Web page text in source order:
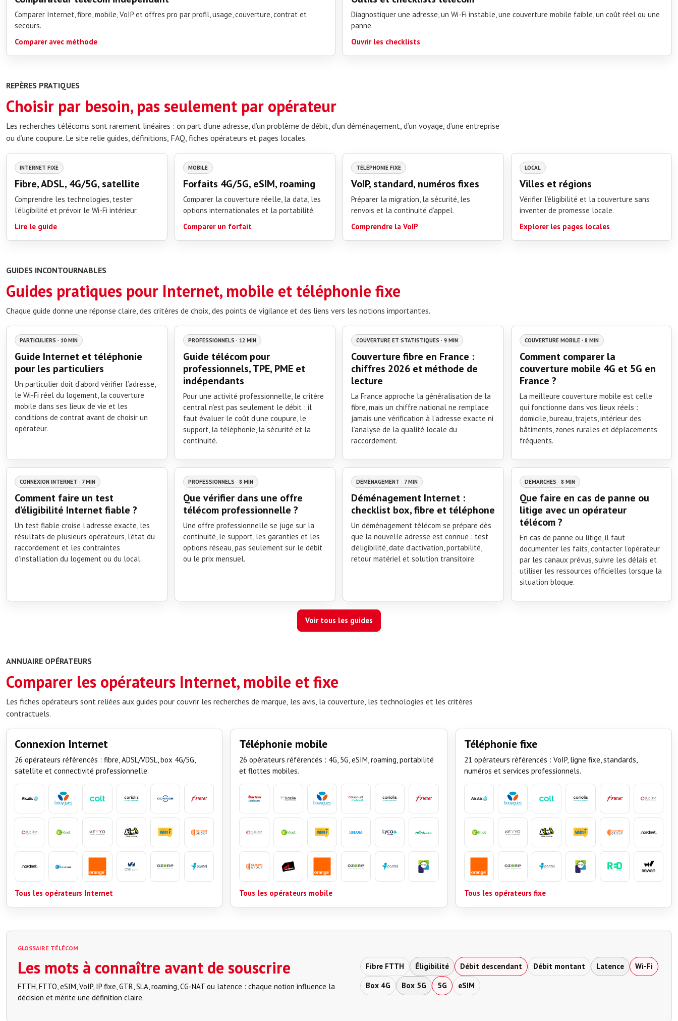
Comparer Internet, fibre, mobile, VoIP et offres pro par profil, usage, couverture, contrat et
secours.
Comparer avec méthode
Diagnostiquer une adresse, un Wi-Fi instable, une couverture mobile faible, un coût réel ou une
panne.
Ouvrir les checklists
REPÈRES PRATIQUES
Choisir par besoin, pas seulement par opérateur
Les recherches télécoms sont rarement linéaires : on part d’une adresse, d’un problème de débit, d’un déménagement, d’un voyage, d’une entreprise
ou d’une coupure. Le site relie guides, définitions, FAQ, fiches opérateurs et pages locales.
INTERNET FIXE
Fibre, ADSL, 4G/5G, satellite
Comprendre les technologies, tester
l’éligibilité et prévoir le Wi-Fi intérieur.
Lire le guide
MOBILE
Forfaits 4G/5G, eSIM, roaming
Comparer la couverture réelle, la data, les
options internationales et la portabilité.
Comparer un forfait
TÉLÉPHONIE FIXE
VoIP, standard, numéros fixes
Préparer la migration, la sécurité, les
renvois et la continuité d’appel.
Comprendre la VoIP
LOCAL
Villes et régions
Vérifier l’éligibilité et la couverture sans
inventer de promesse locale.
Explorer les pages locales
GUIDES INCONTOURNABLES
Guides pratiques pour Internet, mobile et téléphonie fixe
Chaque guide donne une réponse claire, des critères de choix, des points de vigilance et des liens vers les notions importantes.
PARTICULIERS · 10 MIN
Guide Internet et téléphonie
pour les particuliers
Un particulier doit d’abord vérifier l’adresse,
le Wi-Fi réel du logement, la couverture
mobile dans ses lieux de vie et les
conditions de contrat avant de choisir un
opérateur.
PROFESSIONNELS · 12 MIN
Guide télécom pour
professionnels, TPE, PME et
indépendants
Pour une activité professionnelle, le critère
central n’est pas seulement le débit : il
faut évaluer le coût d’une coupure, le
support, la téléphonie, la sécurité et la
continuité.
COUVERTURE ET STATISTIQUES · 9 MIN
Couverture fibre en France :
chiffres 2026 et méthode de
lecture
La France approche la généralisation de la
fibre, mais un chiffre national ne remplace
jamais une vérification à l’adresse exacte ni
l’analyse de la qualité locale du
raccordement.
COUVERTURE MOBILE · 8 MIN
Comment comparer la
couverture mobile 4G et 5G en
France ?
La meilleure couverture mobile est celle
qui fonctionne dans vos lieux réels :
domicile, bureau, trajets, intérieur des
bâtiments, zones rurales et déplacements
fréquents.
CONNEXION INTERNET · 7 MIN
Comment faire un test
d’éligibilité Internet fiable ?
Un test fiable croise l’adresse exacte, les
résultats de plusieurs opérateurs, l’état du
raccordement et les contraintes
d’installation du logement ou du local.
PROFESSIONNELS · 8 MIN
Que vérifier dans une offre
télécom professionnelle ?
Une offre professionnelle se juge sur la
continuité, le support, les garanties et les
options réseau, pas seulement sur le débit
ou le prix mensuel.
DÉMÉNAGEMENT · 7 MIN
Déménagement Internet :
checklist box, fibre et téléphone
Un déménagement télécom se prépare dès
que la nouvelle adresse est connue : test
d’éligibilité, date d’activation, portabilité,
retour matériel et solution transitoire.
DÉMARCHES · 8 MIN
Que faire en cas de panne ou
litige avec un opérateur
télécom ?
En cas de panne ou litige, il faut
documenter les faits, contacter l’opérateur
par les canaux prévus, suivre les délais et
utiliser les ressources officielles lorsque la
situation bloque.
Voir tous les guides
ANNUAIRE OPÉRATEURS
Comparer les opérateurs Internet, mobile et fixe
Les fiches opérateurs sont reliées aux guides pour couvrir les recherches de marque, les avis, la couverture, les technologies et les critères
contractuels.
Connexion Internet
26 opérateurs référencés : fibre, ADSL/VDSL, box 4G/5G,
satellite et connectivité professionnelle.
Tous les opérateurs Internet
Téléphonie mobile
26 opérateurs référencés : 4G, 5G, eSIM, roaming, portabilité
et flottes mobiles.
Tous les opérateurs mobile
Téléphonie fixe
21 opérateurs référencés : VoIP, ligne fixe, standards,
numéros et services professionnels.
Tous les opérateurs fixe
GLOSSAIRE TÉLÉCOM
Les mots à connaître avant de souscrire
FTTH, FTTO, eSIM, VoIP, IP fixe, GTR, SLA, roaming, CG-NAT ou latence : chaque notion influence la
décision et mérite une définition claire.
Fibre FTTH Éligibilité Débit descendant Débit montant Latence
Wi-Fi
Box 4G
Box 5G 5G eSIM